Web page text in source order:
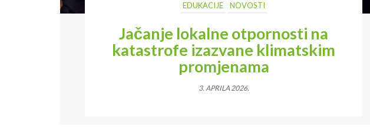
EDUKACIJE NOVOSTI
Jačanje lokalne otpornosti na
katastrofe izazvane klimatskim
promjenama
3. APRILA 2026.